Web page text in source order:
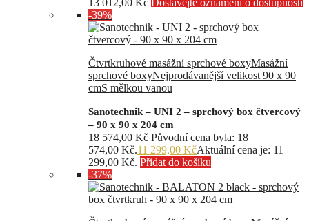
13 012,00 Kč Dostávejte oznámení o dostupnosti
-39%
Čtvrtkruhové masážní sprchové boxyMasážní
sprchové boxyNejprodávanější velikost 90 x 90
cmS mělkou vanou
Sanotechnik – UNI 2 – sprchový box čtvercový
– 90 x 90 x 204 cm
18 574,00Kč Původní cena byla: 18
574,00 Kč.11 299,00 KčAktuální cena je: 11
299,00 Kč. Přidat do košíku
-37%